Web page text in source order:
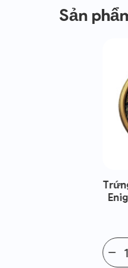
Sản
Cá Tầm Oscietra Caviar
Hộp 50g – Vị Béo Bùi
thêm vào